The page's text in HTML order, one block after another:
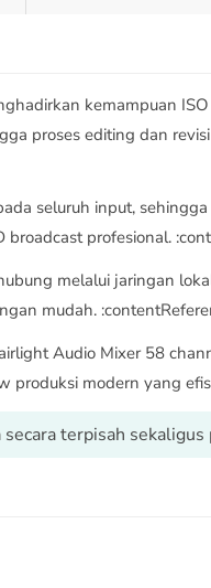
kemampuan
proses editing dan
seluruh input,
profesional.
melalui jaringan
mudah.
Audio Mixer 58
modern yang
terpisah